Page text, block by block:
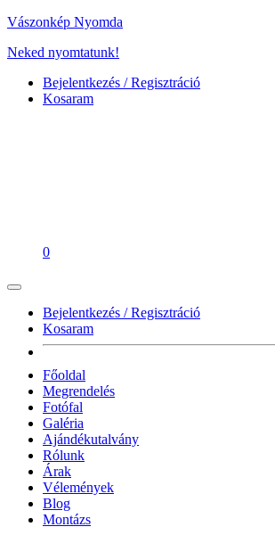
Vászonkép Nyomda
Neked nyomtatunk!
Bejelentkezés / Regisztráció
Kosaram
0
Bejelentkezés / Regisztráció
Kosaram
Főoldal
Megrendelés
Fotófal
Galéria
Ajándékutalvány
Rólunk
Árak
Vélemények
Blog
Montázs